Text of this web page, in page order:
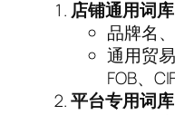
店铺通用词库
品牌名
通用贸
FOB、
平台专用词库